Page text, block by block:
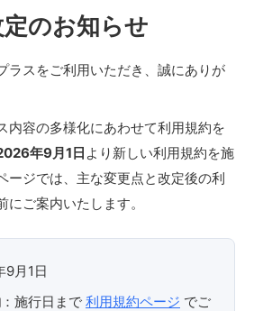
のお知らせ
ラスをご利用いただき、誠にありが
内容の多様化にあわせて利用規約を
年9月1日 より新しい利用規約を施
ージでは、主な変更点と改定後の利
にご案内いたします。
9月1日
：施行日まで 利用規約ページ でご